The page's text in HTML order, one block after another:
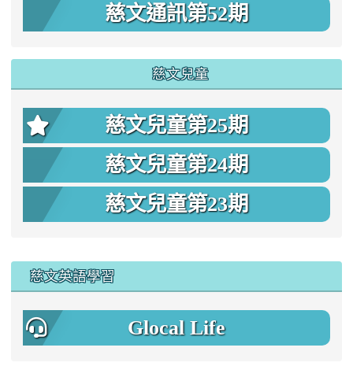
慈文通訊第52期
慈文兒童
慈文兒童第25期
慈文兒童第24期
慈文兒童第23期
::: 慈文英語學習
Glocal Life